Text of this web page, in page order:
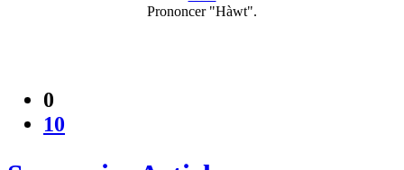
Prononcer "Hàwt".
0
10